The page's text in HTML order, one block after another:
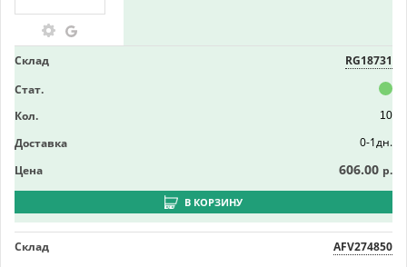
Склад
RG18731
Стат.
Кол.
10
Доставка
0-1дн.
Цена
606.00 р.
В КОРЗИНУ
Склад
AFV274850